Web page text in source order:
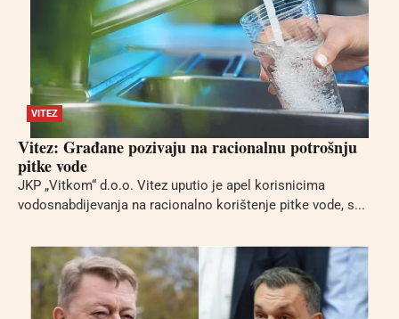
VITEZ
Vitez: Građane pozivaju na racionalnu potrošnju
pitke vode
JKP „Vitkom“ d.o.o. Vitez uputio je apel korisnicima
vodosnabdijevanja na racionalno korištenje pitke vode, s...